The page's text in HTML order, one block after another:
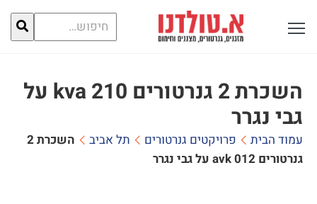
חיפוש
עבור:
פתח תפריט ראשי לתצוגה
השכרת 2 גנרטורים 210 kva על
גבי נגרר
עמוד הבית פרויקטים גנרטורים תל אביב
השכרת 2
גנרטורים 210 kva על גבי נגרר